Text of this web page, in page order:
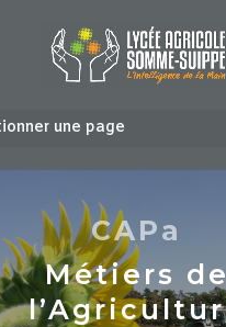
une page
CAPa
Métiers de